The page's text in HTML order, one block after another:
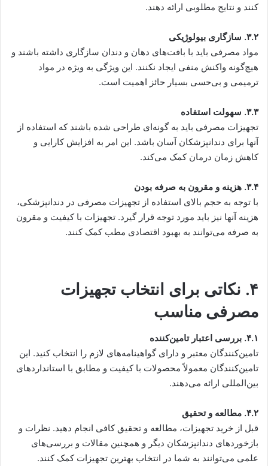
کنند و نتایج مطلوبی ارائه دهند.
۳.۲. سازگاری بیولوژیکی
مواد مصرفی باید با بافت‌های دهان و دندان سازگاری داشته باشند و
هیچ‌گونه واکنش منفی ایجاد نکنند. این ویژگی به ویژه در مواد
ترمیمی و بی‌حسی بسیار حائز اهمیت است.
۳.۳. سهولت استفاده
تجهیزات مصرفی باید به گونه‌ای طراحی شده باشند که استفاده از
آنها برای دندانپزشکان آسان باشد. این امر به افزایش کارایی و
کاهش زمان درمان کمک می‌کند.
۳.۴. هزینه و مقرون به صرفه بودن
با توجه به حجم بالای استفاده از تجهیزات مصرفی در دندانپزشکی،
هزینه آنها نیز باید مورد توجه قرار گیرد. تجهیزات با کیفیت و مقرون
به صرفه می‌توانند به بهبود اقتصادی مطب کمک کنند.
۴. نکاتی برای انتخاب تجهیزات
مصرفی مناسب
۴.۱. بررسی اعتبار تامین‌کننده
تامین‌کنندگان معتبر و دارای گواهینامه‌های لازم را انتخاب کنید. این
تامین‌کنندگان معمولاً محصولات با کیفیت و مطابق با استانداردهای
بین‌المللی ارائه می‌دهند.
۴.۲. مطالعه و تحقیق
قبل از خرید تجهیزات، مطالعه و تحقیق کافی انجام دهید. نظرات و
بازخوردهای دندانپزشکان دیگر و همچنین مقالات و بررسی‌های
علمی می‌توانند به شما در انتخاب بهترین تجهیزات کمک کنند.